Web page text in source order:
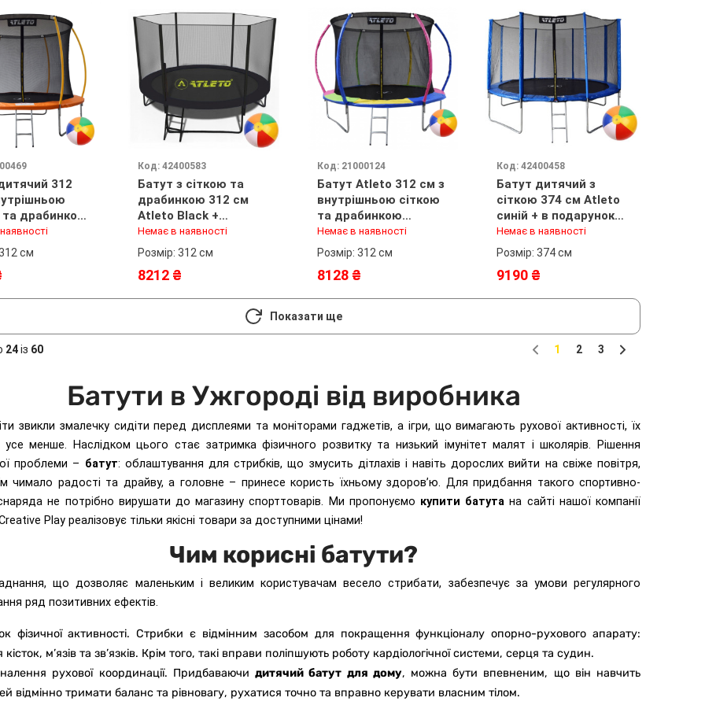
312
та драбинкою
+ в
м'ячик
см
Код: 42400583
Батут з сіткою та
драбинкою 312 см
Atleto Black +
подарунок м'ячик
Немає в наявності
Розмір: 312 см
8212 ₴
Код: 21000124
Батут Atleto 312 см з
внутрішньою сіткою
та драбинкою
multikolor + в
подарунок м'ячик
Немає в наявності
Розмір: 312 см
8128 ₴
Код: 42400458
Батут дитячий з
сіткою 374 см Atleto
синій + в подарунок
м'ячик
Немає в наявності
Розмір: 374 см
9190 ₴
Показати ще
24із 60
1 2
3
Батути в Ужгороді від виробника
звикли змалечку сидіти перед дисплеями та моніторами гаджетів, а ігри, що вимагають рухової активності, їх
усе менше. Наслідком цього стає затримка фізичного розвитку та низький імунітет малят і школярів. Рішення
проблеми – батут: облаштування для стрибків, що змусить дітлахів і навіть дорослих вийти на свіже повітря,
чимало радості та драйву, а головне – принесе користь їхньому здоров’ю. Для придбання такого спортивно-
не потрібно вирушати до магазину спорттоварів. Ми пропонуємо купити батута на сайті нашої компанії
Play реалізовує тільки якісні товари за доступними цінами!
Чим корисні батути?
що дозволяє маленьким і великим користувачам весело стрибати, забезпечує за умови регулярного
ряд позитивних ефектів.
фізичної активності. Стрибки є відмінним засобом для покращення функціоналу опорно-рухового апарату:
кісток, м’язів та зв’язків. Крім того, такі вправи поліпшують роботу кардіологічної системи, серця та судин.
рухової координації. Придбаваючидитячий батут для дому, можна бути впевненим, що він навчить
відмінно тримати баланс та рівновагу, рухатися точно та вправно керувати власним тілом.